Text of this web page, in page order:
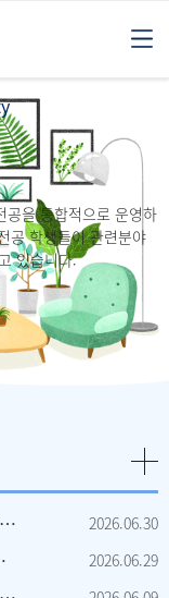
공을 통합적으로 운영하
공 학생들이관련분야
있습니다.
[생활예술전공] 박물관 연계 생활예술 창작 작품 공모 선정 결과 안내 2026.06.30
및 휴가 안내 2026.06.29